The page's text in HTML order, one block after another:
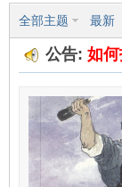
全部主题 最新
公告: 如